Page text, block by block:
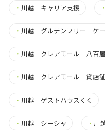
・ 川越 キャリア支援 ・
・ 川越 グルテンフリー ケ
・ 川越 クレアモール 八百屋
・ 川越 クレアモール 貸店舗
・ 川越 ゲストハウスくく
・ 川越 シーシャ ・ 川